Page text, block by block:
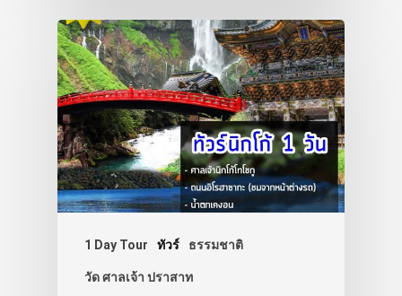
1 Day Tour ทัวร์ ธรรมชาติ
วัด ศาลเจ้า ปราสาท
เที่ยวญี่ปุ่นด้ว
เอง
รถบัส
เดินทาง
ทัวร์
ที่พัก
สาระน่ารู้